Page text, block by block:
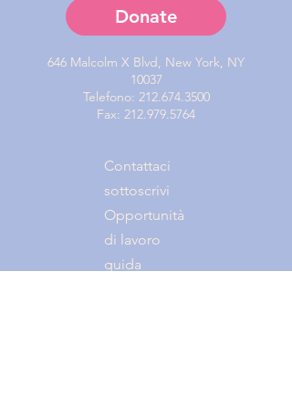
Donate
646 Malcolm X Blvd, New York, NY
10037
Telefono: 212.674.3500
Fax: 212.979.5764
Contattaci
sottoscrivi
Opportunità
di lavoro
guida